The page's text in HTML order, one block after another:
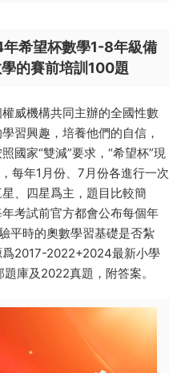
希望杯數學1-8年級備
的賽前培訓100題
威機構共同主辦的全國性數
習興趣，培養他們的自信，
國家“雙減”要求，“希望杯”現
每年1月份、7月份各進行一次
、四星爲主，題目比較簡
考試前官方都會公布每個年
平時的奧數學習基礎是否紮
2017-2022+2024最新小學
庫及2022真題，附答案。